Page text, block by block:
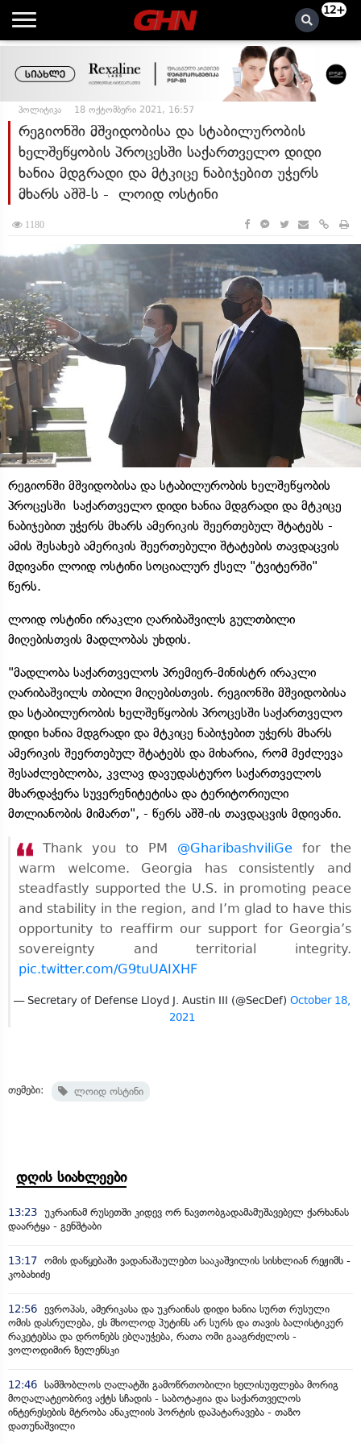
12+
პოლიტიკა 18 ოქტომბერი 2021, 16:57
რეგიონში მშვიდობისა და სტაბილურობის
ხელშეწყობის პროცესში საქართველო დიდი
ხანია მდგრადი და მტკიცე ნაბიჯებით უჭერს
მხარს აშშ-ს - ლოიდ ოსტინი
1180
რეგიონში მშვიდობისა და სტაბილურობის ხელშეწყობის
პროცესში საქართველო დიდი ხანია მდგრადი და მტკიცე
ნაბიჯებით უჭერს მხარს ამერიკის შეერთებულ შტატებს -
ამის შესახებ ამერიკის შეერთებული შტატების თავდაცვის
მდივანი ლოიდ ოსტინი სოციალურ ქსელ "ტვიტერში"
წერს.
ლოიდ ოსტინი ირაკლი ღარიბაშვილს გულთბილი
მიღებისთვის მადლობას უხდის.
"მადლობა საქართველოს პრემიერ-მინისტრ ირაკლი
ღარიბაშვილს თბილი მიღებისთვის. რეგიონში მშვიდობისა
და სტაბილურობის ხელშეწყობის პროცესში საქართველო
დიდი ხანია მდგრადი და მტკიცე ნაბიჯებით უჭერს მხარს
ამერიკის შეერთებულ შტატებს და მიხარია, რომ მეძლევა
შესაძლებლობა, კვლავ დავუდასტურო საქართველოს
მხარდაჭერა სუვერენიტეტისა და ტერიტორიული
მთლიანობის მიმართ", - წერს აშშ-ის თავდაცვის მდივანი.
Thank you to PM @GharibashviliGe for the
warm welcome. Georgia has consistently and
steadfastly supported the U.S. in promoting peace
and stability in the region, and I’m glad to have this
opportunity to reaffirm our support for Georgia’s
sovereignty and territorial integrity.
pic.twitter.com/G9tuUAIXHF
— Secretary of Defense Lloyd J. Austin III (@SecDef) October 18,
2021
თემები: ლოიდ ოსტინი
დღის სიახლეები
13:23 უკრაინამ რუსეთში კიდევ ორ ნავთობგადამამუშავებელ ქარხანას
დაარტყა - გენშტაბი
13:17 ომის დაწყებაში ვადანაშაულებთ სააკაშვილის სისხლიან რეჟიმს -
კობახიძე
12:56 ევროპას, ამერიკასა და უკრაინას დიდი ხანია სურთ რუსული
ომის დასრულება, ეს მხოლოდ პუტინს არ სურს და თავის ბალისტიკურ
რაკეტებსა და დრონებს ებღაუჭება, რათა ომი გააგრძელოს -
ვოლოდიმირ ზელენსკი
12:46 სამშობლოს ღალატში გამოწრთობილი ხელისუფლება მორიგ
მოღალატეობრივ აქტს სჩადის - საბოტაჟია და საქართველოს
ინტერესების მტრობა ანაკლიის პორტის დაპატარავება - თაზო
დათუნაშვილი